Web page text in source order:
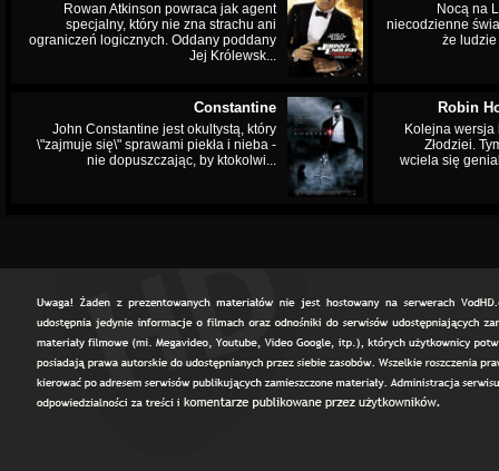
Rowan Atkinson powraca jak agent
specjalny, który nie zna strachu ani
ograniczeń logicznych. Oddany poddany
Jej Królewsk...
Nocą na
niecodzienne
że
Constantine
John Constantine jest okultystą, który
\"zajmuje się\" sprawami piekła i nieba -
nie dopuszczając, by ktokolwi...
Robin
Kolejna wersja
Złodziei.
wciela się